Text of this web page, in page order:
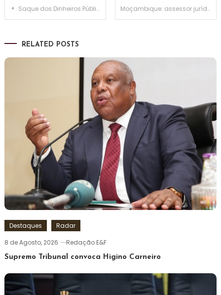
Navegação
Saque dos Dinheiros Públicos Continua na Administração do Chitato, Lunda Norte Moçambique: assessor jurídico de Venâncio Mondlane é morto a tiro na via pública
RELATED POSTS
Destaques
Radar
8 de Agosto, 2026
Redação E&F
Supremo Tribunal convoca Higino Carneiro